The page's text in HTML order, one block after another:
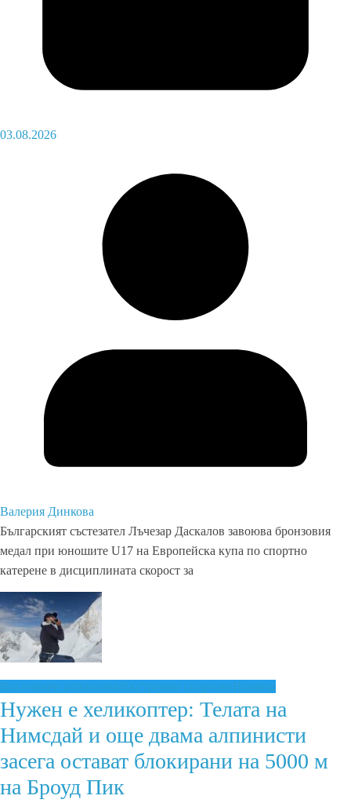
03.08.2026
Валерия Динкова
Българският състезател Лъчезар Даскалов завоюва бронзовия
медал при юношите U17 на Европейска купа по спортно
катерене в дисциплината скорост за
Височинен алпинизъмЕкстремни спортовеНовини
Нужен е хеликоптер: Телата на
Нимсдай и още двама алпинисти
засега остават блокирани на 5000 м
на Броуд Пик